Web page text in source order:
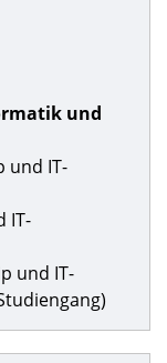
und
und IT-
IT-
und IT-